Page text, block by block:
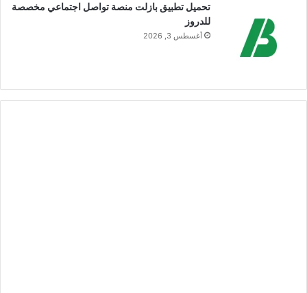
تحميل تطبيق بازلت منصة تواصل اجتماعي مخصصة
للدروز
أغسطس 3, 2026